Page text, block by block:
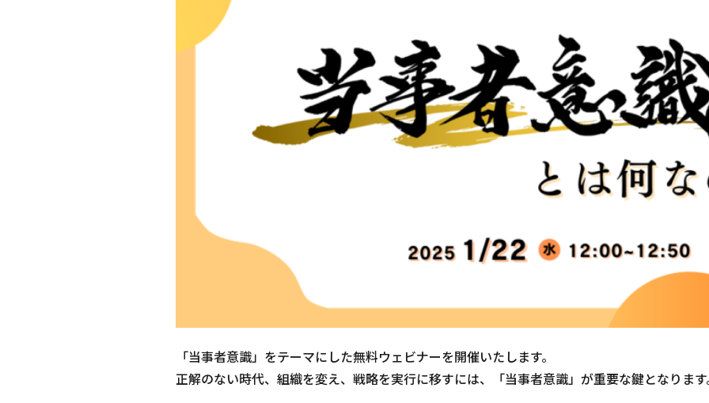
「当事者意識」をテーマにした無料ウェビナーを開催いたします。
正解のない時代、組織を変え、戦略を実行に移すには、「当事者意識」が重要な鍵となります